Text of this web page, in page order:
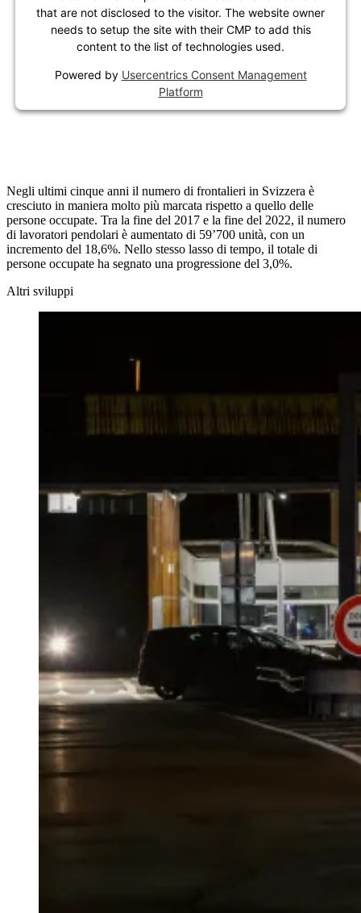
that are not disclosed to the visitor. The website owner
needs to setup the site with their CMP to add this
content to the list of technologies used.
Powered by Usercentrics Consent Management
Platform
Negli ultimi cinque anni il numero di frontalieri in Svizzera è
cresciuto in maniera molto più marcata rispetto a quello delle
persone occupate. Tra la fine del 2017 e la fine del 2022, il numero
di lavoratori pendolari è aumentato di 59’700 unità, con un
incremento del 18,6%. Nello stesso lasso di tempo, il totale di
persone occupate ha segnato una progressione del 3,0%.
Altri sviluppi